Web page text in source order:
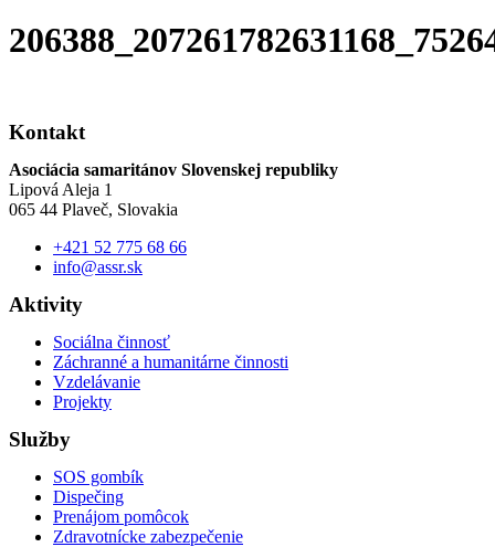
Kontakt
Asociácia samaritánov Slovenskej republiky
Lipová Aleja 1
065 44 Plaveč, Slovakia
+421 52 775 68 66
info@assr.sk
Aktivity
Sociálna činnosť
Záchranné a humanitárne činnosti
Vzdelávanie
Projekty
Služby
SOS gombík
Dispečing
Prenájom pomôcok
Zdravotnícke zabezpečenie